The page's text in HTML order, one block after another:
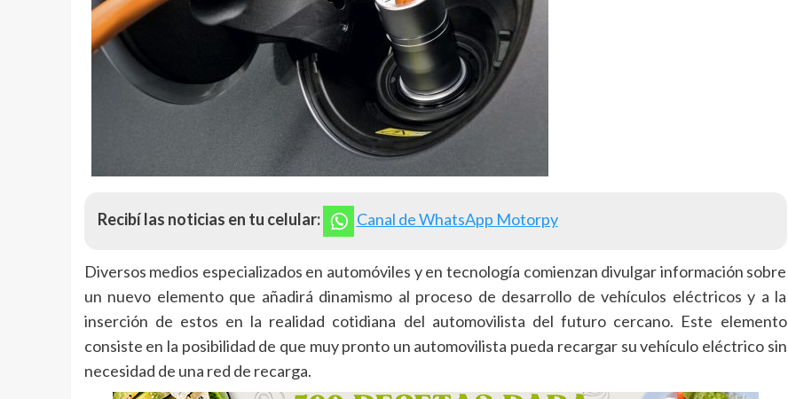
Recibí las noticias en tu celular: Canal de WhatsApp Motorpy
Diversos medios especializados en automóviles y en tecnología comienzan divulgar información sobre
un nuevo elemento que añadirá dinamismo al proceso de desarrollo de vehículos eléctricos y a la
inserción de estos en la realidad cotidiana del automovilista del futuro cercano. Este elemento
consiste en la posibilidad de que muy pronto un automovilista pueda recargar su vehículo eléctrico sin
necesidad de una red de recarga.